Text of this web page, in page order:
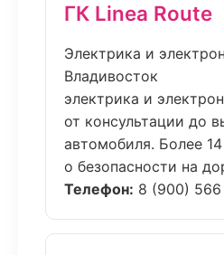
ГК Linea Route
Электрика и
Владивосток
электрика и
от консультации до
автомобиля. Более
о безопасности на
Телефон: 8 (900) 566